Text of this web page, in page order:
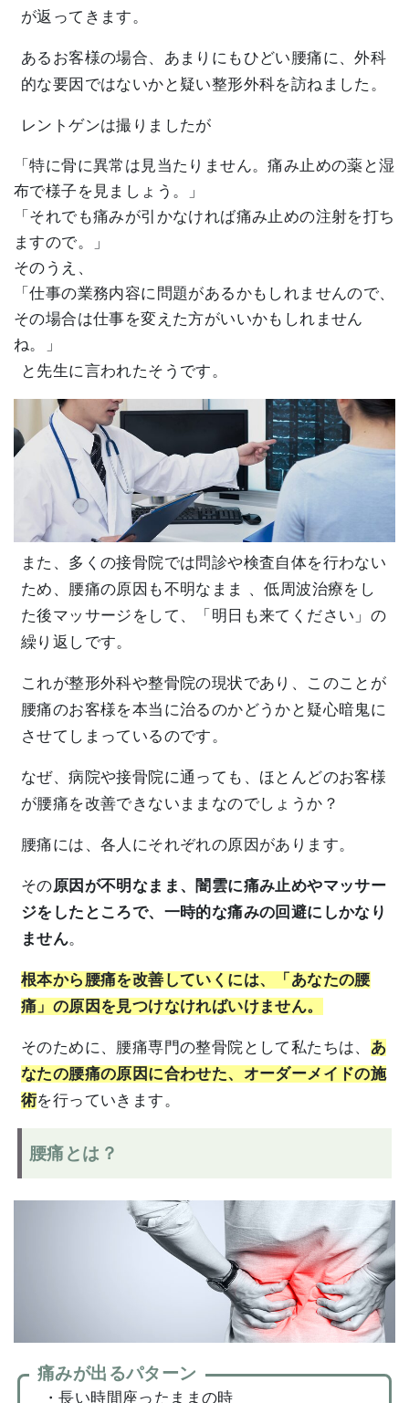
が返ってきます。
あるお客様の場合、あまりにもひどい腰痛に、外科
的な要因ではないかと疑い整形外科を訪ねました。
レントゲンは撮りましたが
「特に骨に異常は見当たりません。痛み止めの薬と湿
布で様子を見ましょう。」
「それでも痛みが引かなければ痛み止めの注射を打ち
ますので。」
そのうえ、
「仕事の業務内容に問題があるかもしれませんので、
その場合は仕事を変えた方がいいかもしれません
ね。」
と先生に言われたそうです。
また、多くの接骨院では問診や検査自体を行わない
ため、腰痛の原因も不明なまま 、低周波治療をし
た後マッサージをして、「明日も来てください」の
繰り返しです。
これが整形外科や整骨院の現状であり、このことが
腰痛のお客様を本当に治るのかどうかと疑心暗鬼に
させてしまっているのです。
なぜ、病院や接骨院に通っても、ほとんどのお客様
が腰痛を改善できないままなのでしょうか？
腰痛には、各人にそれぞれの原因があります。
その原因が不明なまま、 闇雲に痛み止めやマッサー
ジをしたところで、一時的な痛みの回避にしかなり
ません。
根本から腰痛を改善していくには、「 あなたの腰
痛」 の原因を見つけなければいけません。
そのために、腰痛専門の整骨院として私たちは、 あ
なたの腰痛の原因に合わせた、オーダーメイドの施
術を行っていきます。
腰痛とは？
痛みが出るパターン
・長い時間座ったままの時